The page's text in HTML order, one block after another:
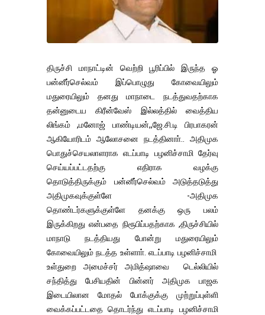
திருச்சி மாநாட்டின் வெற்றி பூரிப்பில் இருந்த ஓ
பன்னீர்செல்வம் இப்பொழுது கோவையிலும்
மதுரையிலும் தனது மாநாடை நடத்துவதற்காக
தன்னுடைய கிரீன்வேஸ் இல்லத்தில் வைத்திய
லிங்கம் ,மனோஜ் பாண்டியன்,,ஜே.சி.டி பிரபாகரன்
ஆகியோரிடம் ஆலோசனை நடத்தினாா்.. அதிமுக
பொதுச்செயலாளராக எடப்பாடி பழனிச்சாமி தேர்வு
செய்யப்பட்டதற்கு எதிராக வழக்கு
தொடுத்திருக்கும் பன்னீர்செல்வம் அடுத்தடுத்து
அதிமுகவுக்குள்ளே -அதிமுக
தொண்டர்களுக்குள்ளே தனக்கு ஒரு பலம்
இருக்கிறது என்பதை நிரூபிப்பதற்காக ,திருச்சியில்
மாநாடு நடத்தியது போன்று மதுரையிலும்
கோவையிலும் நடத்த உள்ளாா். எடப்பாடி பழனிச்சாமி
உள்துறை அமைச்சர் அமித்ஷாவை டெல்லியில்
சந்தித்து பேசியதின் பின்னர் அதிமுக பாஜக
இடையிலான மோதல் போக்குக்கு முற்றுப்புள்ளி
வைக்கப்பட்டதை தொடர்ந்து எடப்பாடி பழனிச்சாமி